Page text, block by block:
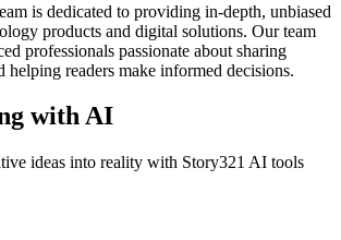
is dedicated to providing in-depth, unbiased
products and digital solutions. Our team
professionals passionate about sharing
helping readers make informed decisions.
with AI
ideas into reality with Story321 AI tools